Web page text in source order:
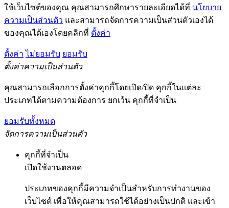
ใช้เว็บไซต์ของคุณ คุณสามารถศึกษารายละเอียดได้ที่ นโยบาย
ความเป็นส่วนตัว และสามารถจัดการความเป็นส่วนตัวเองได้
ของคุณได้เองโดยคลิกที่ ตั้งค่า
ตั้งค่า ไม่ยอมรับ ยอมรับ
ตั้งค่าความเป็นส่วนตัว
คุณสามารถเลือกการตั้งค่าคุกกี้โดยเปิด/ปิด คุกกี้ในแต่ละ
ประเภทได้ตามความต้องการ ยกเว้น คุกกี้ที่จำเป็น
ยอมรับทั้งหมด
จัดการความเป็นส่วนตัว
คุกกี้ที่จำเป็น
เปิดใช้งานตลอด
ประเภทของคุกกี้มีความจำเป็นสำหรับการทำงานของ
เว็บไซต์ เพื่อให้คุณสามารถใช้ได้อย่างเป็นปกติ และเข้า